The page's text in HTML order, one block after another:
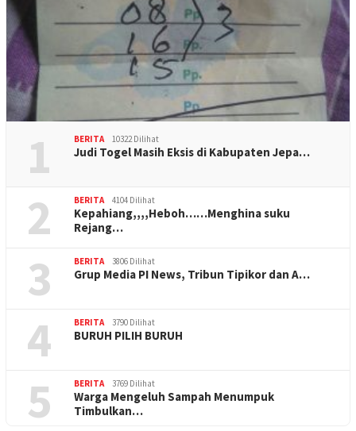
1 BERITA 10322 Dilihat
Judi Togel Masih Eksis di Kabupaten Jepa…
2 BERITA 4104 Dilihat
Kepahiang,,,,Heboh……Menghina suku
Rejang…
3 BERITA 3806 Dilihat
Grup Media PI News, Tribun Tipikor dan A…
4 BERITA 3790 Dilihat
BURUH PILIH BURUH
5 BERITA 3769 Dilihat
Warga Mengeluh Sampah Menumpuk
Timbulkan…